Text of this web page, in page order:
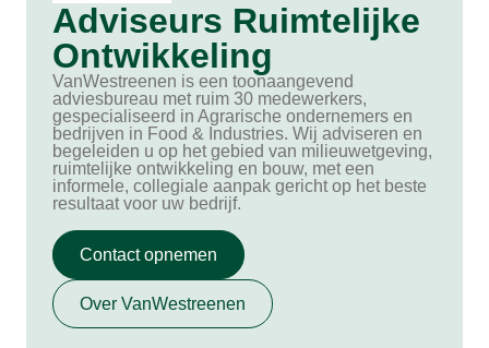
Adviseurs Ruimtelijke
Ontwikkeling
VanWestreenen is een toonaangevend
adviesbureau met ruim 30 medewerkers,
gespecialiseerd in Agrarische ondernemers en
bedrijven in Food & Industries. Wij adviseren en
begeleiden u op het gebied van milieuwetgeving,
ruimtelijke ontwikkeling en bouw, met een
informele, collegiale aanpak gericht op het beste
resultaat voor uw bedrijf.
Contact opnemen
Over VanWestreenen